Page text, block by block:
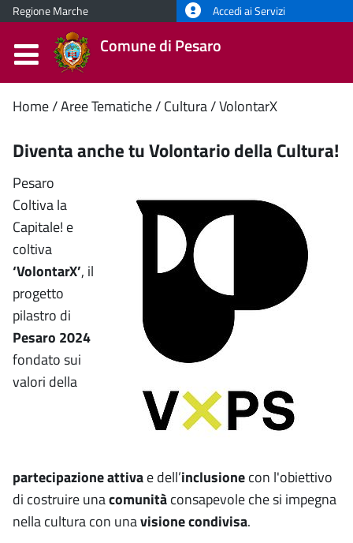
Regione Marche Accedi ai Servizi
Comune di Pesaro
Contenuto
principale
Home Aree Tematiche Cultura VolontarX
Diventa anche tu Volontario della Cultura!
Pesaro
Coltiva la
Capitale! e
coltiva
‘VolontarX’, il
progetto
pilastro di
Pesaro 2024
fondato sui
valori della
partecipazione attivae dell’inclusionecon l'obiettivo
di costruire unacomunitàconsapevole che si impegna
nella cultura con unavisione condivisa.